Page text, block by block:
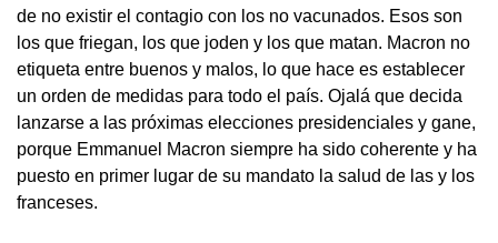
de no existir el contagio con los no vacunados. Esos son
los que friegan, los que joden y los que matan. Macron no
etiqueta entre buenos y malos, lo que hace es establecer
un orden de medidas para todo el país. Ojalá que decida
lanzarse a las próximas elecciones presidenciales y gane,
porque Emmanuel Macron siempre ha sido coherente y ha
puesto en primer lugar de su mandato la salud de las y los
franceses.